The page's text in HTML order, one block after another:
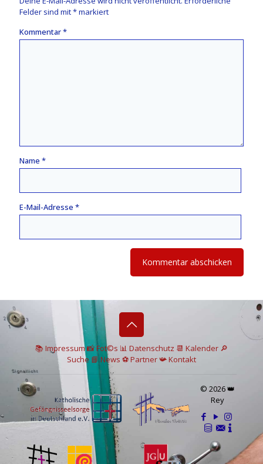
Felder sind mit*markiert
Kommentar*
Name *
E-Mail-Adresse *
📚 Impressum📸Fot©s 📊 Datenschutz 📆 Kalender 🔎
Suche 📘 News ⚽Partner📯Kontakt
© 2026 👑
Rey